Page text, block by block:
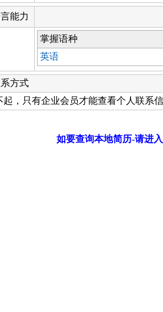
能力
掌握语种
英语
方式
起，只有企业会员才能查看个人联系
如要查询本地简历-请进